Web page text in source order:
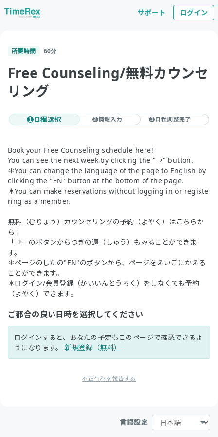
サポート ログイン
所要時間 60分
Free Counseling/無料カウンセ
リング
1 日程選択 2情報入力 3 日程調整完了
Book your Free Counseling schedule here!
You can see the next week by clicking the "→" button.
＊You can change the language of the page to English by
clicking the "EN" button at the bottom of the page.
＊You can make reservations without logging in or registe
ring as a member.
無料（むりょう）カウンセリングの予約（よやく）はこちらか
ら！
「→」のボタンからつぎの週（しゅう）もみることができま
す。
＊ページのしたの"EN"のボタンから、ページをえいごにかえる
ことができます。
＊ログイン/会員登録（かいいんとうろく）をしなくても予約
（よやく）できます。
ご都合の良い日時を選択してください
ログインすると、あなたの予定もこのページで確認できるよ
うになります。新規登録（無料）
不正行為を報告する
言語設定